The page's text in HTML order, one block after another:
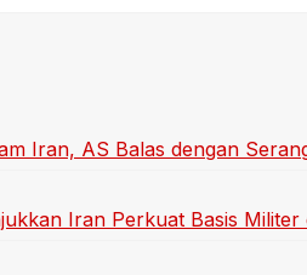
Iran, AS Balas dengan
Iran Perkuat Basis Militer